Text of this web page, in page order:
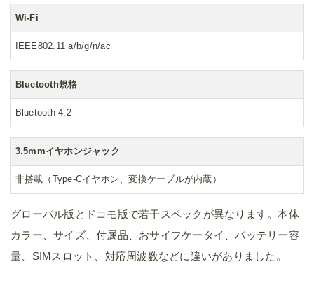
Wi-Fi
IEEE802.11 a/b/g/n/ac
Bluetooth規格
Bluetooth 4.2
3.5mmイヤホンジャック
非搭載（Type-Cイヤホン、変換ケーブルが内蔵）
グローバル版とドコモ版で若干スペックが異なります。本体
カラー、サイズ、付属品、おサイフケータイ、バッテリー容
量、SIMスロット、対応周波数などに違いがありました。